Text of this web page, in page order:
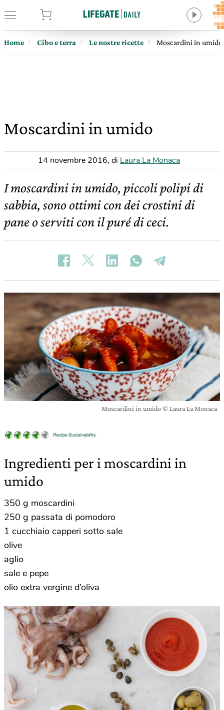
Home Cibo e terra Le nostre ricette Moscardini in umido
Moscardini in umido
14 novembre 2016, di Laura La Monaca
I moscardini in umido, piccoli polipi di
sabbia, sono ottimi con dei crostini di
pane o serviti con il puré di ceci.
Moscardini in umido © Laura La Monaca
Ingredienti per i moscardini in
umido
350 g moscardini
250 g passata di pomodoro
1 cucchiaio capperi sotto sale
olive
aglio
sale e pepe
olio extra vergine d’oliva